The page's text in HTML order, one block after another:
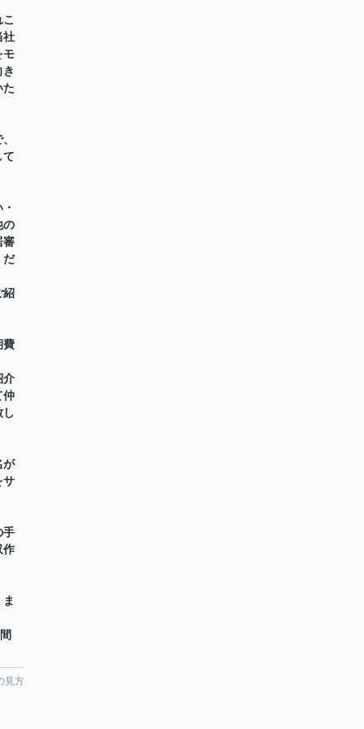
社
モ
た
て
の
審
だ
紹
費
介
仲
し
が
サ
手
作
見方